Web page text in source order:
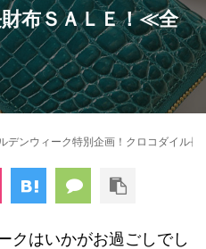
布ＳＡＬＥ！≪全
ルデンウィーク特別企画！クロコダイル
クはいかがお過ごしでし